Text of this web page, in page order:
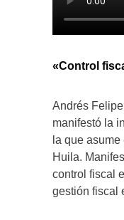
«Control
Andrés
manifestó la
la que
Huila.
control fiscal
gestión fiscal